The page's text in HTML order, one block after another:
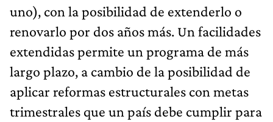
uno), con la posibilidad de extenderlo o
renovarlo por dos años más. Un facilidades
extendidas permite un programa de más
largo plazo, a cambio de la posibilidad de
aplicar reformas estructurales con metas
trimestrales que un país debe cumplir para